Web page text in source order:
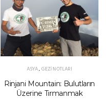
ASYA,GEZI NOTLARI
Rinjani Mountain: Bulutların
Üzerine Tırmanmak